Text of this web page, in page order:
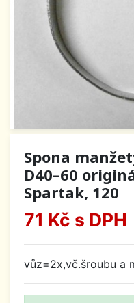
Spona
D40–60
Spartak, 120
71 Kč s DPH
vůz=2x,vč.šroubu a